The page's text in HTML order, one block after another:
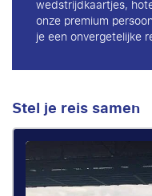
wedstrijdkaartjes,
onze premium
je een onvergetelijke
Stel je reis samen